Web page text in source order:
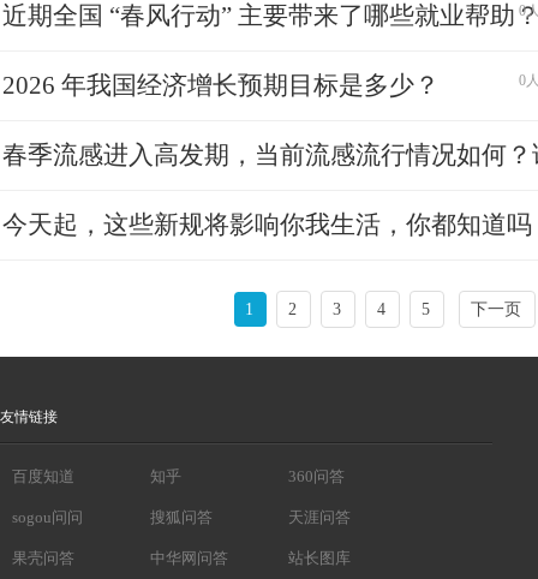
近期全国 “春风行动” 主要带来了哪些就业帮助0
2026 年我国经济增长预期目标是多少？ 0
春季流感进入高发期，当前流感流行情况如何
今天起，这些新规将影响你我生活，你都知道吗
1 2 3 4 5 下一页
友情链接
百度知道 知乎 360问答
sogou问问 搜狐问答 天涯问答
果壳问答 中华网问答 站长图库